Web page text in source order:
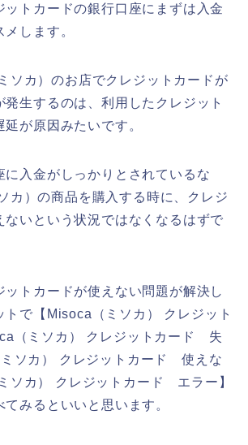
ットカードの銀行口座にまずは入金
します。
ソカ）のお店でクレジットカードが
生するのは、利用したクレジット
が原因みたいです。
に入金がしっかりとされているな
カ）の商品を購入する時に、クレジ
ないという状況ではなくなるはずで
ットカードが使えない問題が解決し
トで【Misoca（ミソカ） クレジット
（ミソカ） クレジットカード 失
ソカ） クレジットカード 使えな
ソカ） クレジットカード エラー】
みるといいと思います。